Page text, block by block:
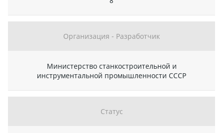
Организация - Разработчик
Министерство станкостроительной и
инструментальной промышленности СССР
Статус